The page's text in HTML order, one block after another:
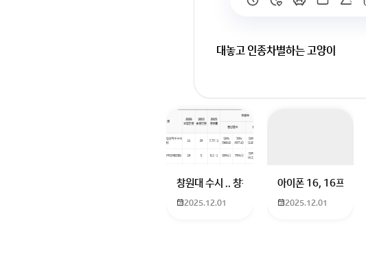
대놓고 인종차별하는 고양이
창원대 수시 .. 창원대를 목표로 하고 있는 09
2025.12.01
아이폰 16, 16프로 케
2025.12.01